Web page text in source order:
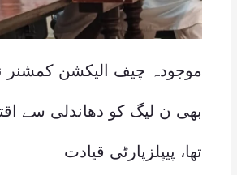
بھی ن لیگ کو دھاندلی سے
تھا، پیپلزپارٹی قیادت